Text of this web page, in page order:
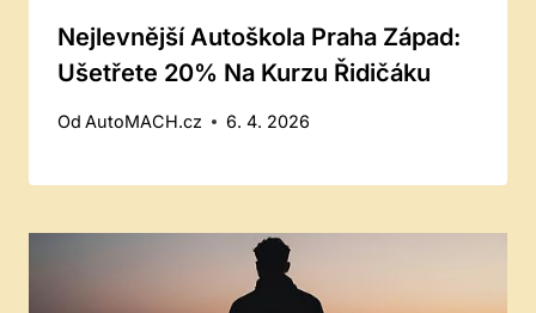
Nejlevnější Autoškola Praha Západ:
Ušetřete 20% Na Kurzu Řidičáku
Od AutoMACH.cz 6. 4. 2026